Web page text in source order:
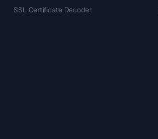
SSL Certificate Decoder